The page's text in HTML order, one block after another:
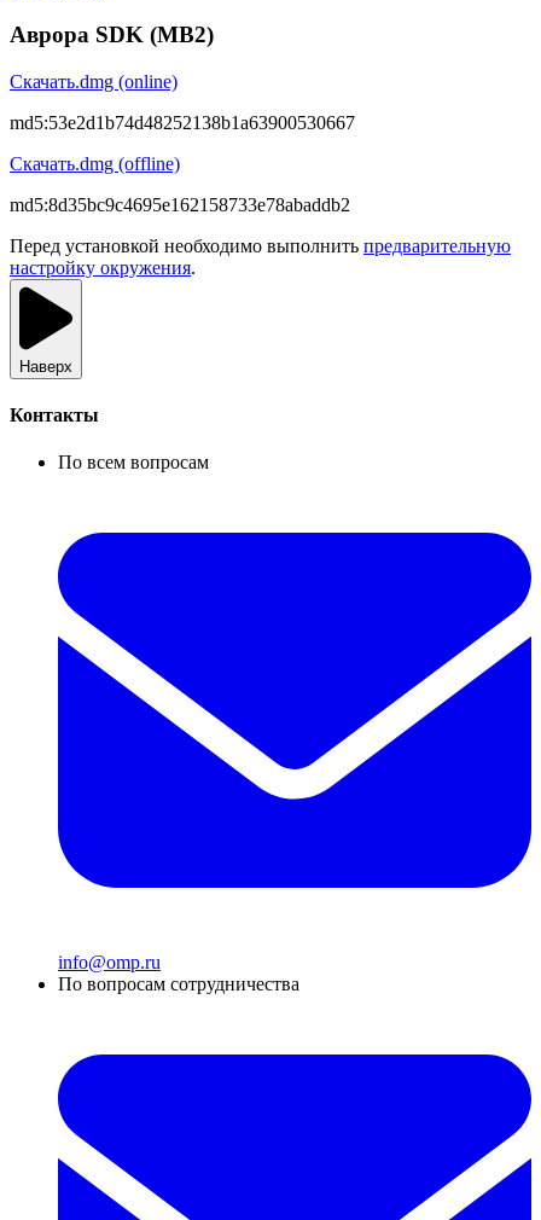
Аврора SDK (MB2)
Скачать.dmg (online)
md5:53e2d1b74d48252138b1a63900530667
Скачать.dmg (offline)
md5:8d35bc9c4695e162158733e78abaddb2
Перед установкой необходимо выполнить предварительную
настройку окружения.
Наверх
Контакты
По всем вопросам
info@omp.ru
По вопросам сотрудничества